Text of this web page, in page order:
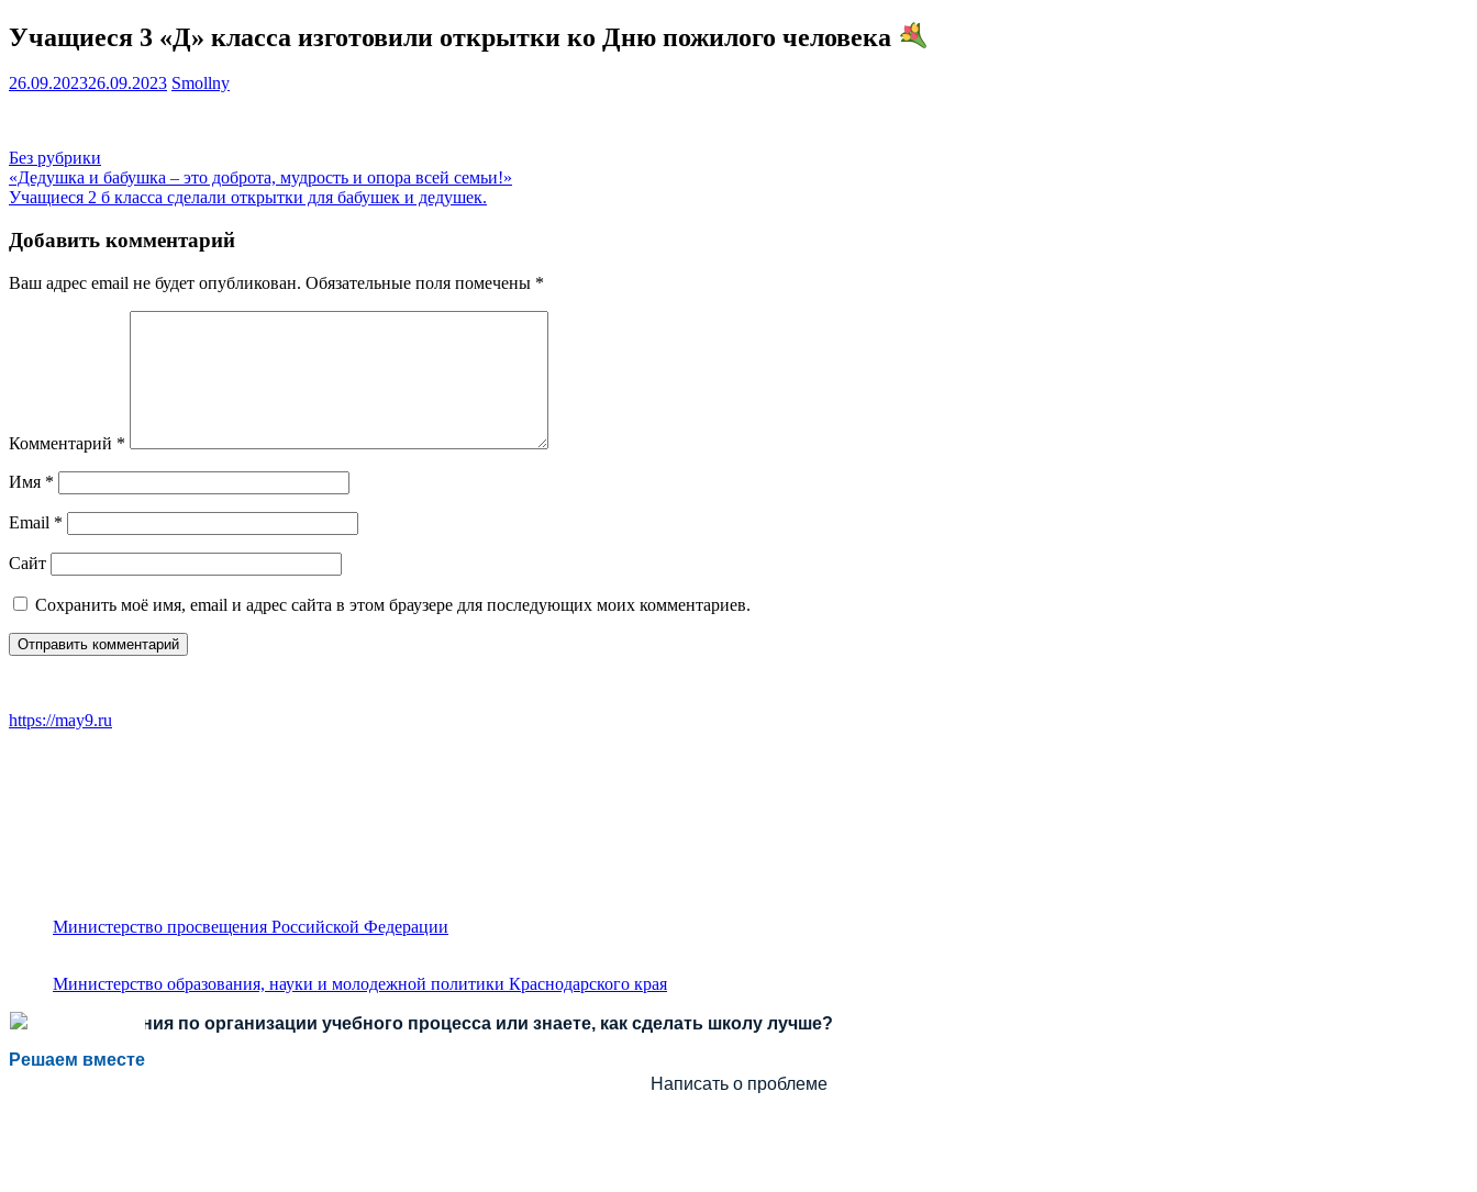
Учащиеся 3 «Д» класса изготовили открытки ко Дню пожилого человека
26.09.202326.09.2023 Smollny
Без рубрики
Навигация
по
записям
«Дедушка и бабушка – это доброта, мудрость и опора всей семьи!»
Учащиеся 2 б класса сделали открытки для бабушек и дедушек.
Добавить комментарий
Ваш адрес email не будет опубликован. Обязательные поля помечены *
Комментарий *
Имя *
Email *
Сайт
Сохранить моё имя, email и адрес сайта в этом браузере для последующих моих комментариев.
https://may9.ru
Министерство просвещения Российской Федерации
Министерство образования, науки и молодежной политики Краснодарского края
Решаем вместе
Есть предложения по организации учебного процесса или знаете, как сделать школу лучше?
Написать о проблеме